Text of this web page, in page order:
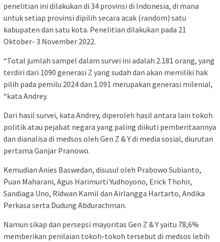
penelitian ini dilakukan di 34 provinsi di Indonesia, di mana
untuk setiap provinsi dipilih secara acak (random) satu
kabupaten dan satu kota. Penelitian dilakukan pada 21
Oktober- 3 November 2022.
“Total jumlah sampel dalam survei ini adalah 2.181 orang, yang
terdiri dari 1090 generasi Z yang sudah dan akan memiliki hak
pilih pada pemilu 2024 dan 1.091 merupakan generasi milenial,
“kata Andrey.
Dari hasil survei, kata Andrey, diperoleh hasil antara lain tokoh
politik atau pejabat negara yang paling diikuti pemberitaannya
dan dianalisa di medsos oleh Gen Z & Y di media sosial, diurutan
pertama Ganjar Pranowo.
Kemudian Anies Baswedan, disusul oleh Prabowo Subianto,
Puan Maharani, Agus Harimurti Yudhoyono, Erick Thohir,
Sandiaga Uno, Ridwan Kamil dan Airlangga Hartarto, Andika
Perkasa serta Dudung Abdurachman.
Namun sikap dan persepsi mayoritas Gen Z & Y yaitu 78,6%
memberikan penilaian tokoh-tokoh tersebut di medsos lebih